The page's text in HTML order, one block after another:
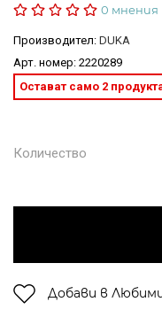
0 мнения
Производител: DUKA
Арт. номер: 2220289
Остават само 2
Количество
Добави в